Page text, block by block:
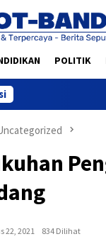
POLITIK
22, 2021
834 Dilihat